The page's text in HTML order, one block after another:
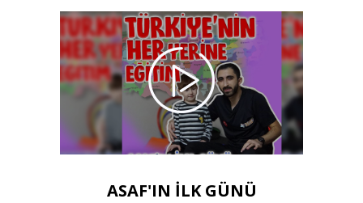
ASAF'IN İLK GÜNÜ